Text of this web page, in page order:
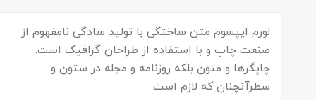
لورم ایپسوم متن ساختگی با تولید سادگی نامفهوم از
صنعت چاپ و با استفاده از طراحان گرافیک است.
چاپگرها و متون بلکه روزنامه و مجله در ستون و
سطرآنچنان که لازم است.